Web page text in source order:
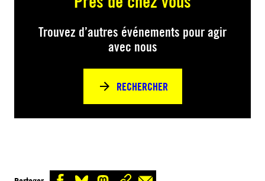
Trouvez d’autres événements pour agir
avec nous
RECHERCHER